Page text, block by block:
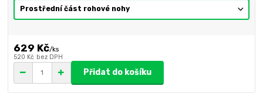
629 Kč/ks
520 Kč bez DPH
Přidat do košíku